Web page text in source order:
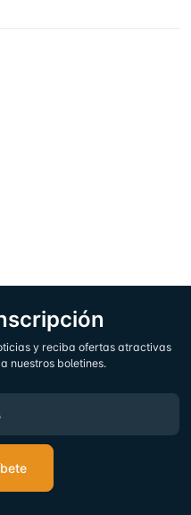
y reciba ofertas atractivas
nuestros boletines.